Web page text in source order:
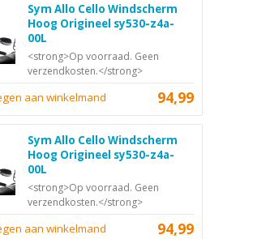
Sym Allo Cello Windscherm
Hoog Origineel sy530-z4a-
00L
<strong>Op voorraad. Geen
verzendkosten.</strong>
94,99
aan winkelmand
Sym Allo Cello Windscherm
Hoog Origineel sy530-z4a-
00L
<strong>Op voorraad. Geen
verzendkosten.</strong>
94,99
aan winkelmand